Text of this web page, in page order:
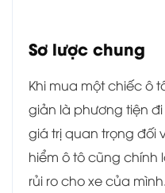
Sơ lược chung
Khi mua một chiếc ô
giản là phương tiện
giá trị quan trọng đối
hiểm ô tô cũng chính
rủi ro cho xe của